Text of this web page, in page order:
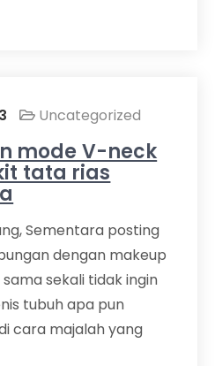
Uncategorized
mode V-neck
tata rias
Sementara posting
dengan makeup
sekali tidak ingin
tubuh apa pun
cara majalah yang